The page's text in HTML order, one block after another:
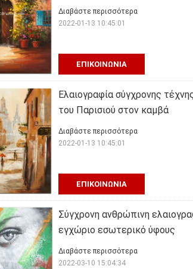
ΕΠΙΚΟΙΝΩΝΊΑ
Διαβάστε περισσότερα
2022-01-13 10:45:01
Ελαιογραφία σύγχρονης
του Παρισιού στον καμβά
ΕΠΙΚΟΙΝΩΝΊΑ
Διαβάστε περισσότερα
2022-01-13 10:45:01
Σύγχρονη ανθρώπινη
εγχώριο εσωτερικό ύφους
Διαβάστε περισσότερα
2022-03-10 15:04:34